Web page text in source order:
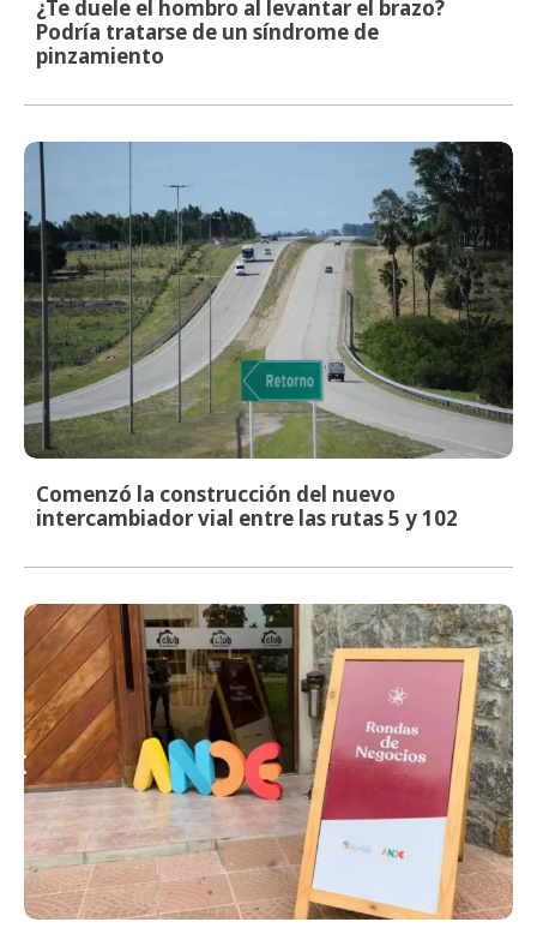
¿Te duele el hombro al levantar el brazo?
Podría tratarse de un síndrome de
pinzamiento
Comenzó la construcción del nuevo
intercambiador vial entre las rutas 5 y 102